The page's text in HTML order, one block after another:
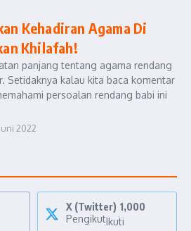
Kehadiran Agama Di
Khilafah!
panjang tentang agama rendang
Setidaknya kalau kita baca komentar
persoalan rendang babi ini
2022
X (Twitter) 1,000
PengikutIkuti